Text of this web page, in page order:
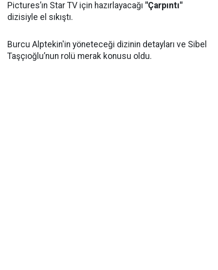
Pictures’ın Star TV için hazırlayacağı "Çarpıntı"
dizisiyle el sıkıştı.
Burcu Alptekin'in yöneteceği dizinin detayları ve Sibel
Taşçıoğlu’nun rolü merak konusu oldu.